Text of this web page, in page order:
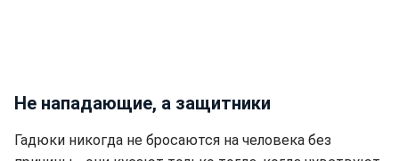
Не нападающие, а защитники
Гадюки никогда не бросаются на человека без